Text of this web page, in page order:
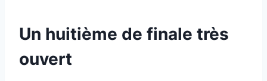
Un huitième de finale très
ouvert